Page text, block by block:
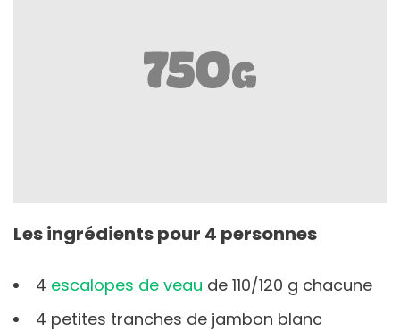
Les ingrédients pour 4 personnes
4 escalopes de veau de 110/120 g chacune
4 petites tranches de jambon blanc